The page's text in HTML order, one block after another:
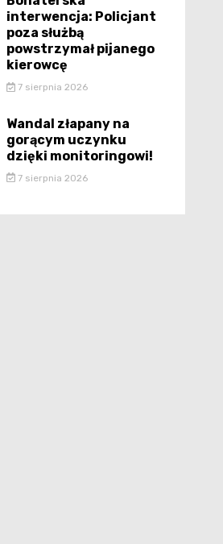
interwencja: Policjant
poza służbą
powstrzymał pijanego
kierowcę
7 sierpnia 2026
Wandal złapany na
gorącym uczynku
dzięki monitoringowi!
7 sierpnia 2026